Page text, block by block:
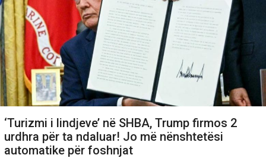
‘Turizmi i lindjeve’ në SHBA, Trump firmos 2
urdhra për ta ndaluar! Jo më nënshtetësi
automatike për foshnjat